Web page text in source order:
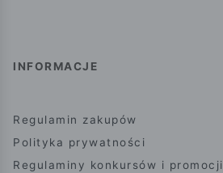
INFORMACJE
Regulamin zakupów
Polityka prywatności
Regulaminy konkursów i promocji